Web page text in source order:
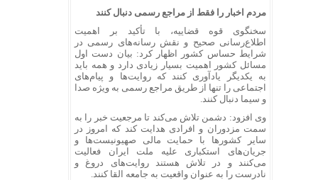
مردم اخبار را فقط از مراجع رسمی دنبال کنند
سخنگوی قوه قضاییه، با تأکید بر اهمیت
اطلاع‌رسانی صحیح و نقش رسانه‌های رسمی در
شرایط حساس کشور اظهار کرد: بیان دست اول
مسائل کشور اهمیت بسیار زیادی دارد و همه باید
به یکدیگر یادآوری کنند که روایت‌ها و پیام‌های
اجتماعی را تنها از طریق مراجع رسمی به ویژه صدا
و سیما دنبال کنند.
وی افزود: دشمن تلاش می‌کند تا مرجعیت خبر را به
سمت مزدوران و افرادی هدایت کند که امروز در
سایر کشور‌ها با حمایت مالی صهیونیست‌ها و
جریان‌های استکباری علیه ملت ایران فعالیت
می‌کنند و در تلاش هستند روایت‌های دروغ و
نادرست را به عنوان واقعیت به جامعه القا کنند.